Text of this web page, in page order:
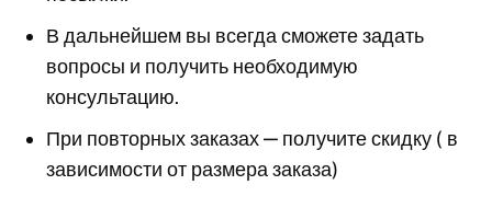
В дальнейшем вы всегда сможете задать
вопросы и получить необходимую
консультацию.
При повторных заказах — получите скидку ( в
зависимости от размера заказа)